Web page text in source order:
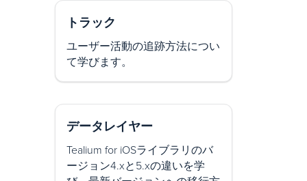
トラック
ユーザー活動の追跡方法につい
て学びます。
データレイヤー
Tealium for iOSライブラリのバ
ージョン4.xと5.xの違いを学